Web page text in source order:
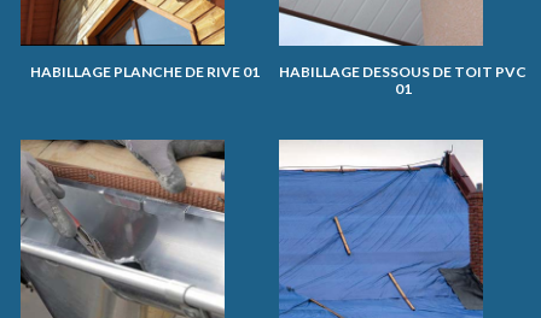
HABILLAGE PLANCHE DE RIVE 01
HABILLAGE DESSOUS DE TOIT PVC
01